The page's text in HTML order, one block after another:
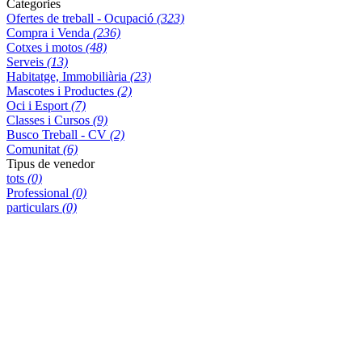
Categories
Ofertes de treball - Ocupació (323)
Compra i Venda (236)
Cotxes i motos (48)
Serveis (13)
Habitatge, Immobiliària (23)
Mascotes i Productes (2)
Oci i Esport (7)
Classes i Cursos (9)
Busco Treball - CV (2)
Comunitat (6)
Tipus de venedor
tots (0)
Professional (0)
particulars (0)